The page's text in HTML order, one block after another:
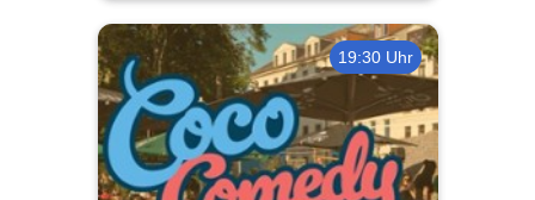
19:30 Uhr